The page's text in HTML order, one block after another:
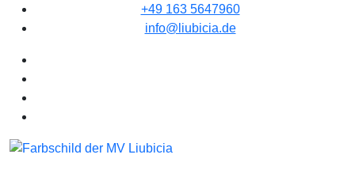
+49 163 5647960
info@liubicia.de